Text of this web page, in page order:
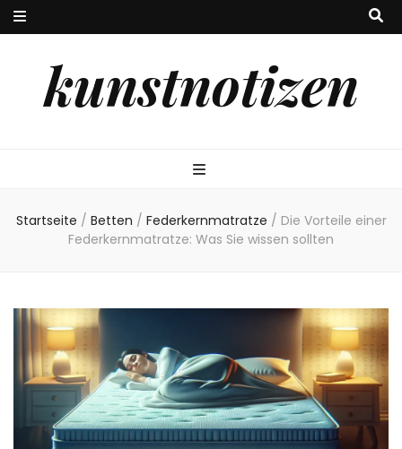
kunstnotizen
Startseite / Betten / Federkernmatratze / Die Vorteile einer
Federkernmatratze: Was Sie wissen sollten